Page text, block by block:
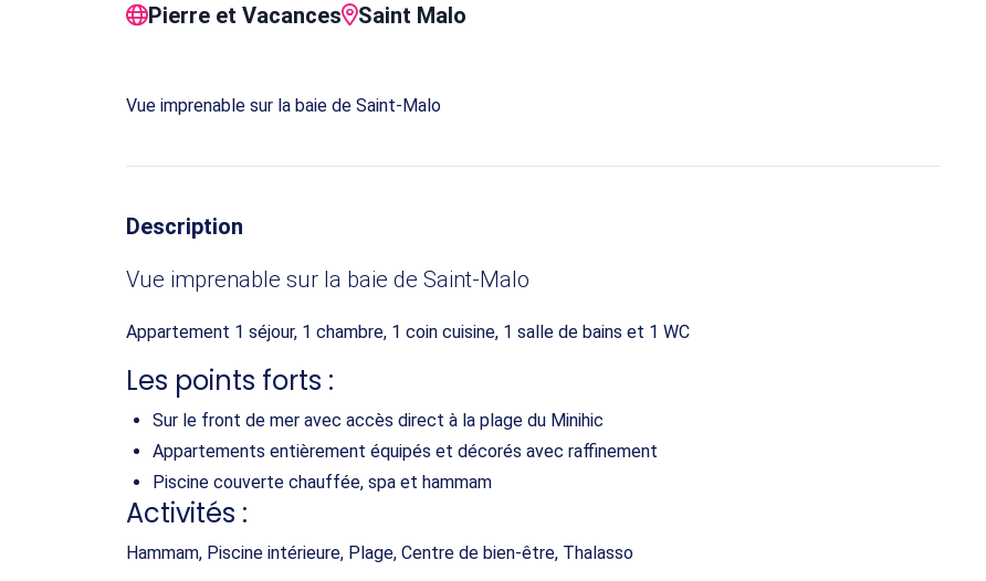
Pierre et Vacances Saint Malo
Vue imprenable sur la baie de Saint-Malo
Description
Vue imprenable sur la baie de Saint-Malo
Appartement 1 séjour, 1 chambre, 1 coin cuisine, 1 salle de bains et 1 WC
Les points forts :
Sur le front de mer avec accès direct à la plage du Minihic
Appartements entièrement équipés et décorés avec raffinement
Piscine couverte chauffée, spa et hammam
Activités :
Hammam, Piscine intérieure, Plage, Centre de bien-être, Thalasso